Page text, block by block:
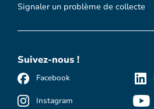
Signaler un problème de collecte
Suivez-nous !
Facebook
Instagram